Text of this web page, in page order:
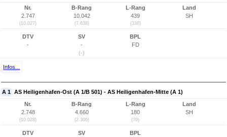
Nr.
2.747
(10.027)
B-Rang
10.042
(7.638)
L-Rang
439
(338)
Land
SH
DTV
-
SV
-
(-)
BPL
FD
Infos...
A 1 AS Heiligenhafen-Ost (A 1/B 501) - AS Heiligenhafen-Mitte (A 1)
Nr.
2.748
(10.028)
B-Rang
4.660
(2.306)
L-Rang
180
(79)
Land
SH
DTV
SV
BPL